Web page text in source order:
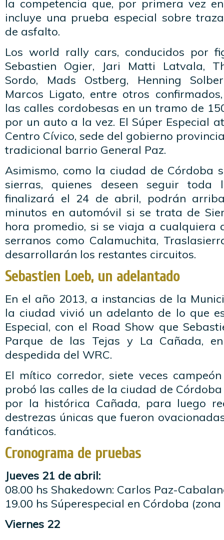
la competencia que, por primera vez
incluye una prueba especial sobre
de asfalto.
Los world rally cars, conducidos por
Sebastien Ogier, Jari Matti Latvala,
Sordo, Mads Ostberg, Henning
Marcos Ligato, entre otros
las calles cordobesas en un tramo de
por un auto a la vez. El Súper Especial
Centro Cívico, sede del gobierno
tradicional barrio General Paz.
Asimismo, como la ciudad de Córdoba
sierras, quienes deseen seguir toda
finalizará el 24 de abril, podrán
minutos en automóvil si se trata de
hora promedio, si se viaja a cualquiera
serranos como Calamuchita,
desarrollarán los restantes circuitos.
Sebastien Loeb, un adelantado
En el año 2013, a instancias de la
la ciudad vivió un adelanto de lo que
Especial, con el Road Show que
Parque de las Tejas y La Cañada,
despedida del WRC.
El mítico corredor, siete veces
probó las calles de la ciudad de
por la histórica Cañada, para luego
destrezas únicas que fueron
fanáticos.
Cronograma de pruebas
Jueves 21 de abril:
08.00 hs Shakedown: Carlos Paz-
19.00 hs Súperespecial en Córdoba
Viernes 22